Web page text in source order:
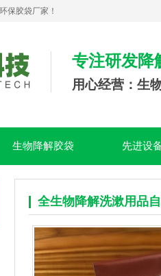
保胶袋厂家！
专注研发降
用心经营：生
生物降解胶袋 先进设
全生物降解洗漱用品